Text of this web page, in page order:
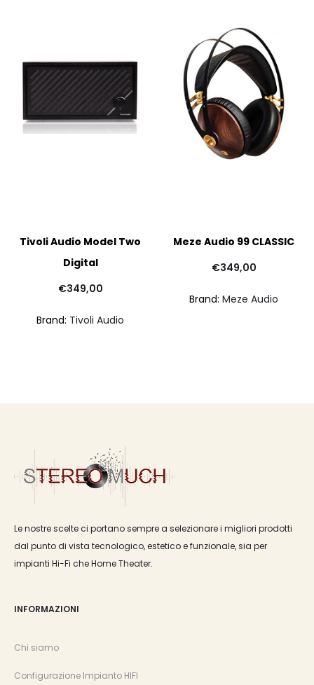
Tivoli Audio Model Two
Digital
€349,00
Brand: Tivoli Audio
Meze Audio 99 CLASSIC
€349,00
Brand: Meze Audio
Le nostre scelte ci portano sempre a selezionare i migliori prodotti
dal punto di vista tecnologico, estetico e funzionale, sia per
impianti Hi-Fi che Home Theater.
INFORMAZIONI
Chi siamo
Configurazione Impianto HIFI